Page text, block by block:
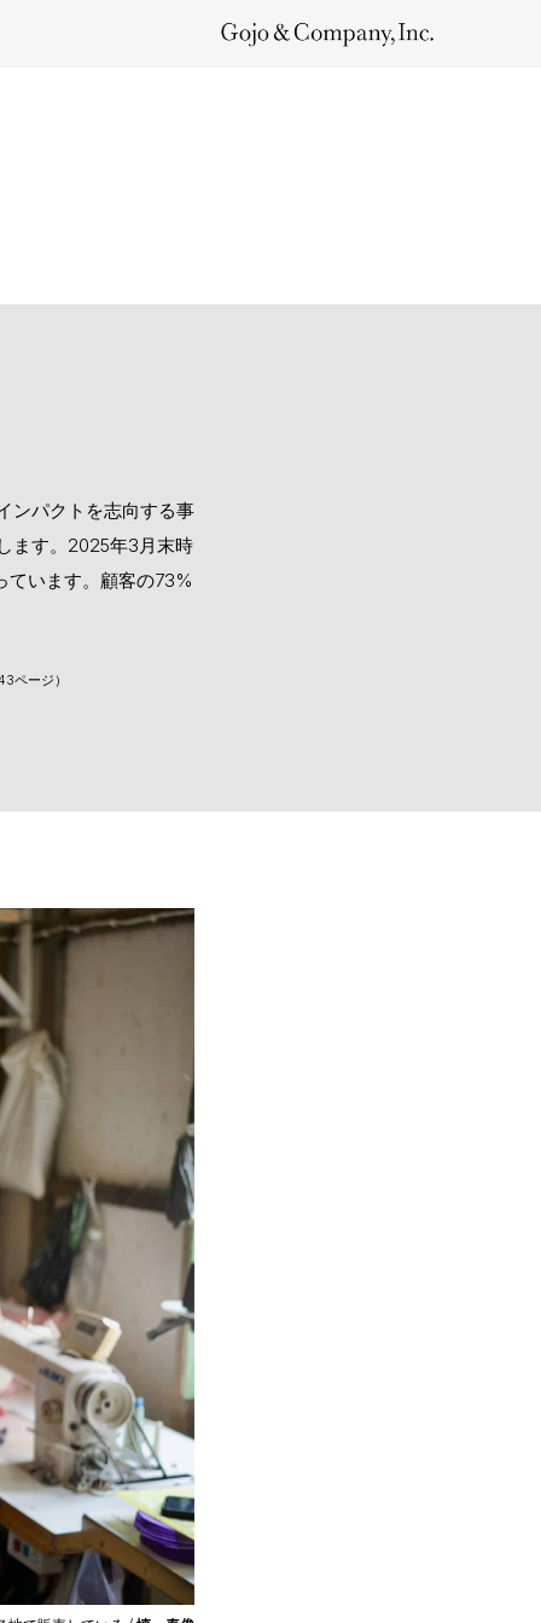
ンパクトを志向する事
ます。2025年3月末時
ています。顧客の73%
ページ）